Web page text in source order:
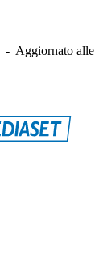
- Aggiornato alle